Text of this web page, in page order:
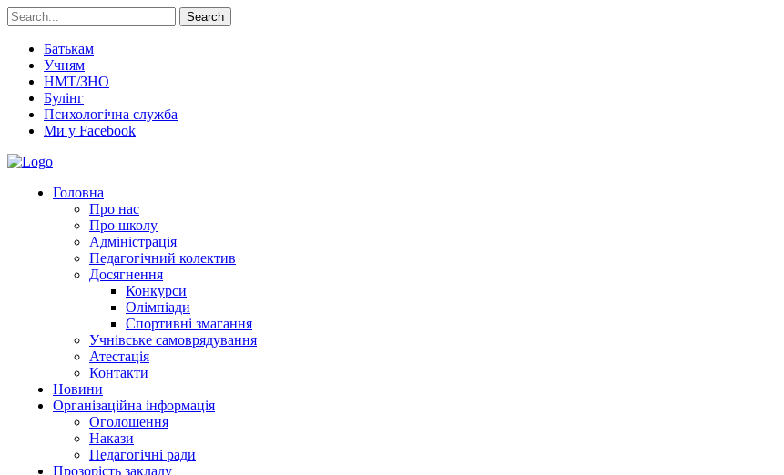
Search
Батькам
Учням
НМТ/ЗНО
Булінг
Психологічна служба
Ми у Facebook
Головна
Про нас
Про школу
Адміністрація
Педагогічний колектив
Досягнення
Конкурси
Олімпіади
Спортивні змагання
Учнівське самоврядування
Атестація
Контакти
Новини
Організаційна інформація
Оголошення
Накази
Педагогічні ради
Прозорість закладу